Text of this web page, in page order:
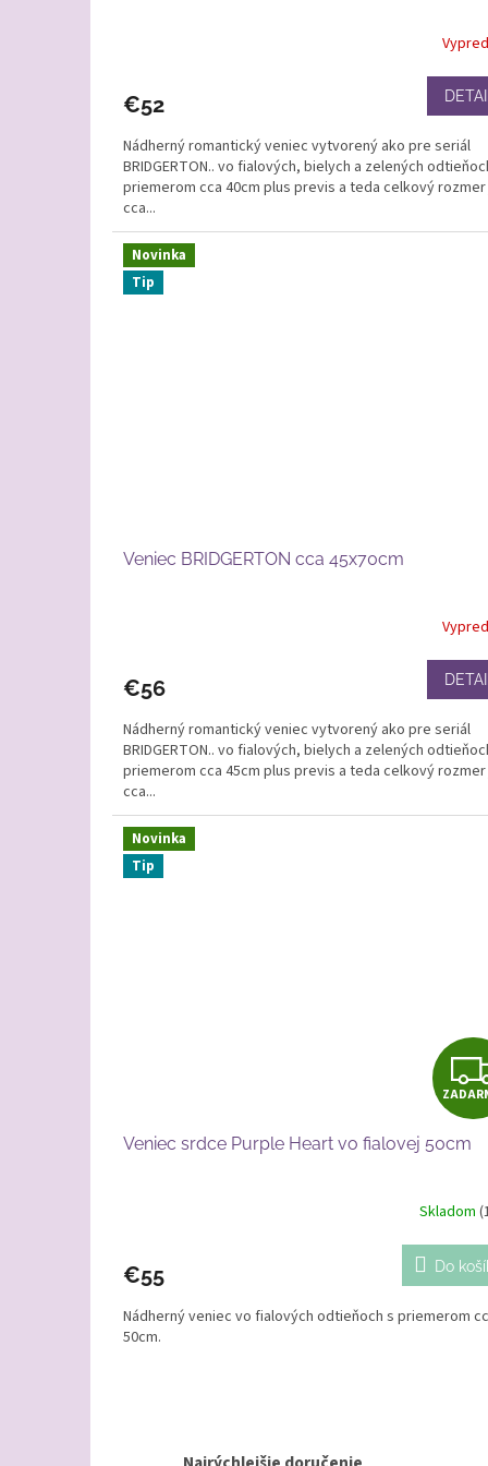
€52 DETAIL
Nádherný romantický veniec vytvorený ako pre seriál
BRIDGERTON.. vo fialových, bielych a zelených
priemerom cca 40cm plus previs a teda celkový
cca...
Novinka
Tip
Veniec BRIDGERTON cca 45x70cm
€56 DETAIL
Nádherný romantický veniec vytvorený ako pre seriál
BRIDGERTON.. vo fialových, bielych a zelených
priemerom cca 45cm plus previs a teda celkový
cca...
Novinka
Tip
Veniec srdce Purple Heart vo fialovej 50cm
Skladom
€55 Do
Nádherný veniec vo fialových odtieňoch s priemerom
50cm.